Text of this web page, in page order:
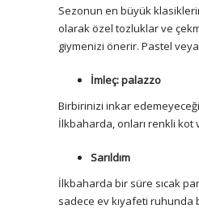
Sezonun en büyük
olarak özel tozluklar ve
giymenizi önerir. Pastel
İmleç: palazzo
Birbirinizi inkar
İlkbaharda, onları renkli kot
Sarıldım
İlkbaharda bir süre sıcak
sadece ev kıyafeti ruhunda